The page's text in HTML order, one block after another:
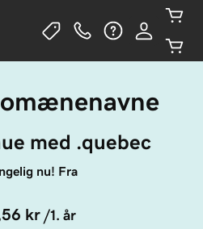
med .quebec
nu! Fra
kr /1. år